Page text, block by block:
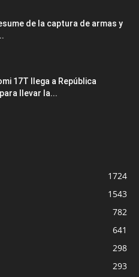
de la captura de armas y
17T llega a República
llevar la...
1724
1543
782
641
298
293